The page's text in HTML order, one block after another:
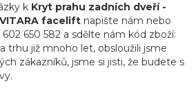
k Kryt prahu zadních dveří -
facelift napište nám nebo
650 582 a sdělte nám kód zboží:
trhu již mnoho let, obsloužili jsme
zákazníků, jsme si jisti, že budete s